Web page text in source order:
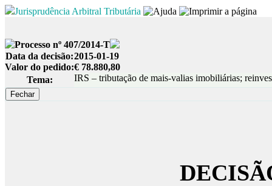
Jurisprudência Arbitral Tributária
Processo nº 407/2014-T
Data da decisão:2015-01-19
Valor do pedido:€ 78.880,80
Tema:
IRS – tributação de mais-valias imobiliárias;